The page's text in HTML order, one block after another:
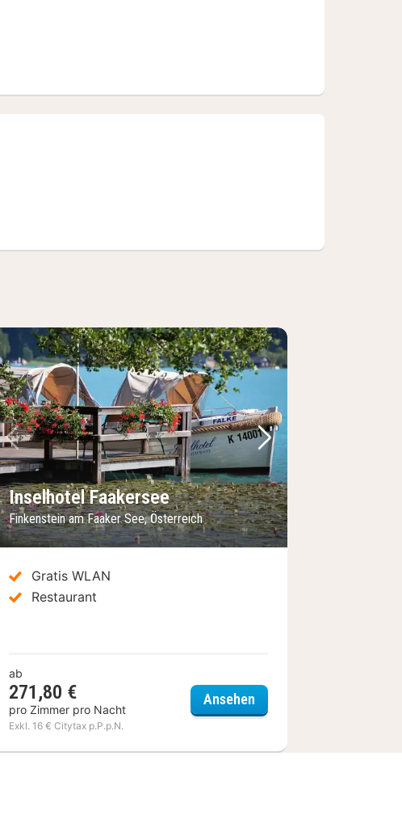
Bild
Hoteldorf Schönleitn
Vorheriges Bild
Nächstes Bild
Inselhotel Faakersee
Finkenstein am Faaker See, Österreich
Gratis WLAN
Restaurant
ab
271,80 €
pro Zimmer pro Nacht
Exkl. 16 € Citytax p.P.p.N.
AnsehenInselhotel Faakersee